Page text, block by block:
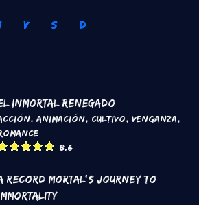
V S D
inmortal renegado
,Animación, Cultivo, Venganza,
8.6
Record Mortal's Journey To